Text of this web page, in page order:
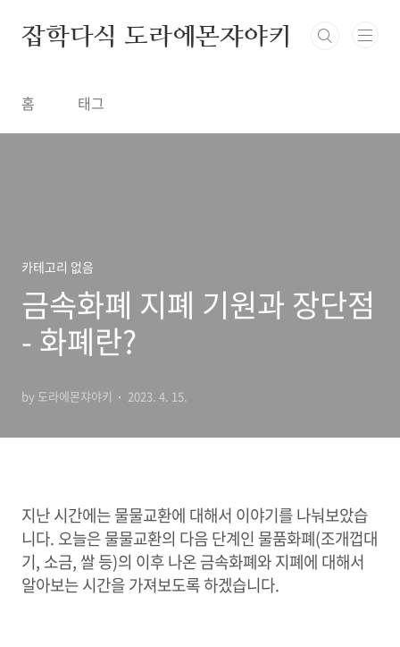
잡학다식 도라에몬쟈야키
홈 태그
카테고리 없음
금속화폐 지폐 기원과 장단점
- 화폐란?
by 도라에몬쟈야키 2023. 4. 15.
지난 시간에는 물물교환에 대해서 이야기를 나눠보았습
니다. 오늘은 물물교환의 다음 단계인 물품화폐(조개껍대
기, 소금, 쌀 등)의 이후 나온 금속화폐와 지폐에 대해서
알아보는 시간을 가져보도록 하겠습니다.